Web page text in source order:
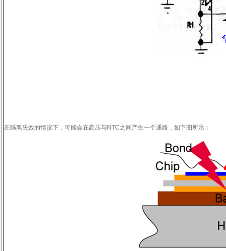
在隔离失效的情况下，可能会在高压与NTC之间产生一个通路，如下图所示：